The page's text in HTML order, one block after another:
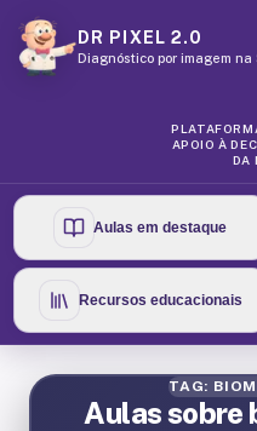
DR PIXEL 2.0
Diagnóstico por imagem
APOIO À
DA
Aulas em destaque
Recursos educacionais
TAG:
Aulas